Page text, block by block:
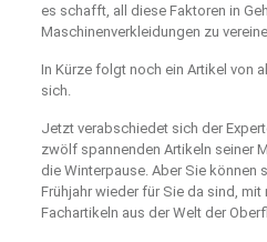
es schafft, all diese Faktoren in
Maschinenverkleidungen zu
In Kürze folgt noch ein Artikel von
sich.
Jetzt verabschiedet sich der
zwölf spannenden Artikeln seiner
die Winterpause. Aber Sie können
Frühjahr wieder für Sie da sind, mit
Fachartikeln aus der Welt der